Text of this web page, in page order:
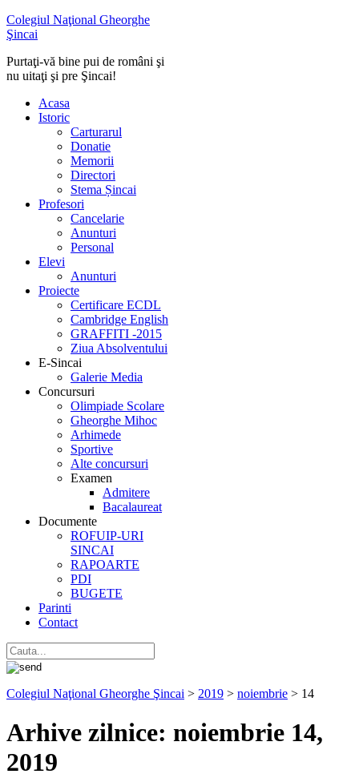
Colegiul Naţional Gheorghe
Şincai
Purtaţi-vă bine pui de români şi
nu uitaţi şi pre Şincai!
Acasa
Istoric
Carturarul
Donatie
Memorii
Directori
Stema Șincai
Profesori
Cancelarie
Anunturi
Personal
Elevi
Anunturi
Proiecte
Certificare ECDL
Cambridge English
GRAFFITI -2015
Ziua Absolventului
E-Sincai
Galerie Media
Concursuri
Olimpiade Scolare
Gheorghe Mihoc
Arhimede
Sportive
Alte concursuri
Examen
Admitere
Bacalaureat
Documente
ROFUIP-URI
SINCAI
RAPOARTE
PDI
BUGETE
Parinti
Contact
Colegiul Naţional Gheorghe Şincai > 2019 > noiembrie > 14
Arhive zilnice: noiembrie 14,
2019